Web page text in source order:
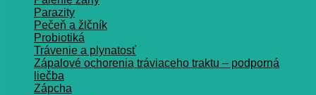
Parazity
Pečeň a žlčník
Probiotiká
Trávenie a plynatosť
Zápalové ochorenia tráviaceho traktu – podporná
liečba
Zápcha